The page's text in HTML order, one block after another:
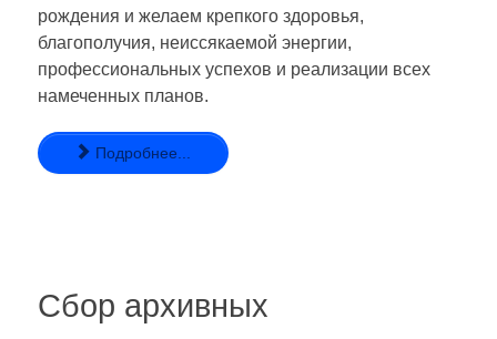
рождения и желаем крепкого здоровья,
благополучия, неиссякаемой энергии,
профессиональных успехов и реализации всех
намеченных планов.
Подробнее...
Сбор архивных